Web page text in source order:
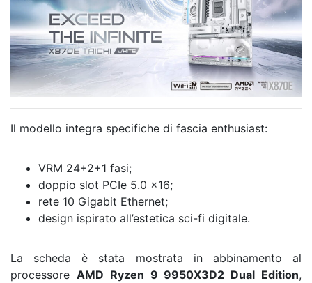
Il modello integra specifiche di fascia enthusiast:
VRM 24+2+1 fasi;
doppio slot PCIe 5.0 x16;
rete 10 Gigabit Ethernet;
design ispirato all’estetica sci-fi digitale.
La scheda è stata mostrata in abbinamento al
processore AMD Ryzen 9 9950X3D2 Dual Edition,